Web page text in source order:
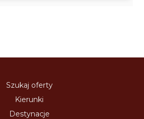
Szukaj oferty
Kierunki
Destynacje